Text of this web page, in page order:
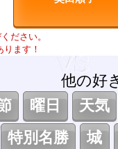
ださい。
ます！
他の好
曜日
天気
特別名勝
城